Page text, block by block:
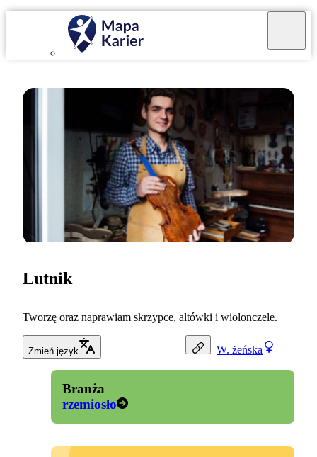
W. żeńska
Lutnik
Tworzę oraz naprawiam skrzypce, altówki i wiolonczele.
Zmień język
Branża
rzemiosło